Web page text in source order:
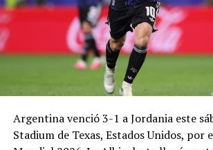
Argentina venció 3-1 a Jordania este
Stadium de Texas, Estados Unidos, por